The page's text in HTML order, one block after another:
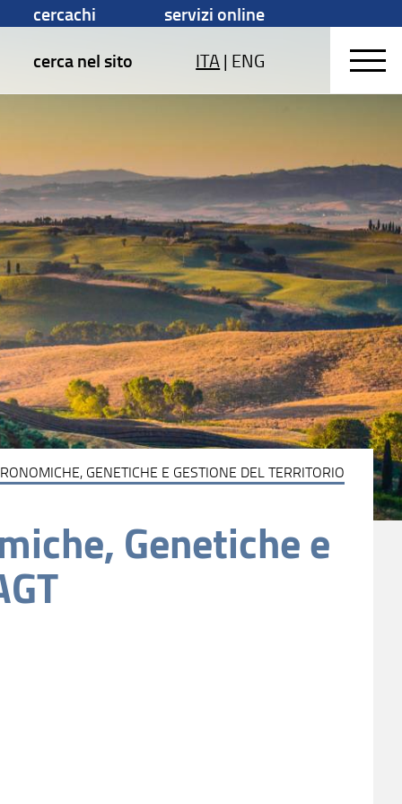
cercachi
servizi online
cerca nel sito
ITA| ENG
GENETICHE E GESTIONE DEL TERRITORIO
Genetiche e